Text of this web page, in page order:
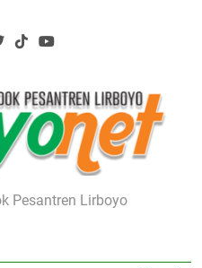
Pesantren Lirboyo